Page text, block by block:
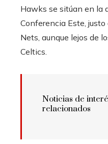
Hawks se sitúan en la
Conferencia Este,
Nets, aunque lejos de
Celtics.
Noticias de
relacionados